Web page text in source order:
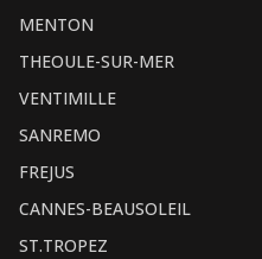
MENTON
THEOULE-SUR-MER
VENTIMILLE
SANREMO
FREJUS
CANNES-BEAUSOLEIL
ST.TROPEZ